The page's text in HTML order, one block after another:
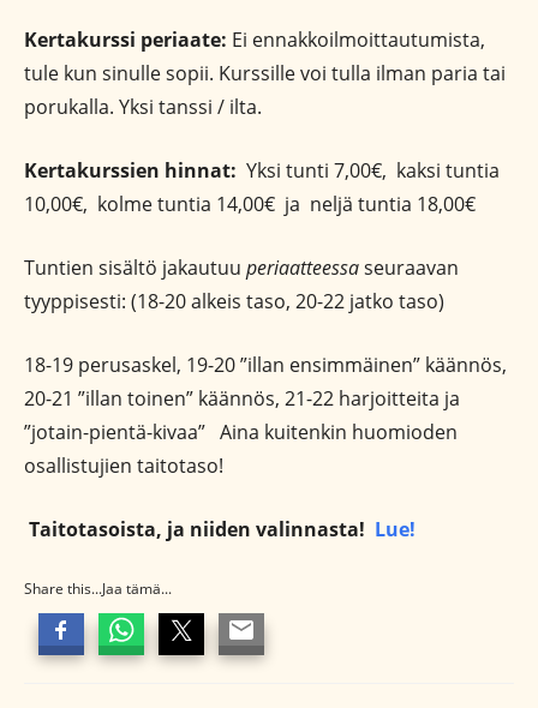
Kertakurssi periaate: Ei ennakkoilmoittautumista,
tule kun sinulle sopii. Kurssille voi tulla ilman paria tai
porukalla. Yksi tanssi / ilta.
Kertakurssien hinnat: Yksi tunti 7,00€, kaksi tuntia
10,00€, kolme tuntia 14,00€ ja neljä tuntia 18,00€
Tuntien sisältö jakautuu periaatteessaseuraavan
tyyppisesti: (18-20 alkeis taso, 20-22 jatko taso)
18-19 perusaskel, 19-20 ”illan ensimmäinen” käännös,
20-21 ”illan toinen” käännös, 21-22 harjoitteita ja
”jotain-pientä-kivaa” Aina kuitenkin huomioden
osallistujien taitotaso!
Taitotasoista, ja niiden valinnasta! Lue!
Share this...Jaa tämä...